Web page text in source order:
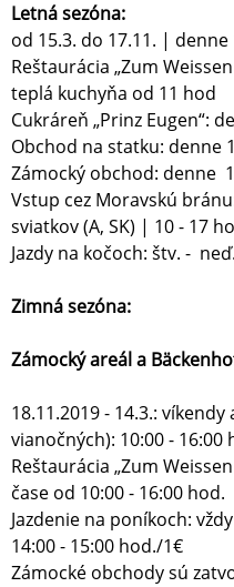
Letná sezóna:
od 15.3. do 17.11. | denne
Reštaurácia „Zum
teplá kuchyňa od 11 hod
Cukráreň „Prinz Eugen“:
Obchod na statku: denne
Zámocký obchod: denne
Vstup cez Moravskú
sviatkov (A, SK) | 10 - 17
Jazdy na kočoch: štv. -
Zimná sezóna:
Zámocký areál a
18.11.2019 - 14.3.:
vianočných): 10:00 - 16:00
Reštaurácia „Zum
čase od 10:00 - 16:00 hod.
Jazdenie na poníkoch:
14:00 - 15:00 hod./1€
Zámocké obchody sú